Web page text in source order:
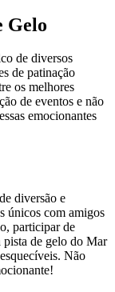
Gelo
de diversos
de patinação
os melhores
de eventos e não
emocionantes
diversão e
únicos com amigos
participar de
pista de gelo do Mar
Não